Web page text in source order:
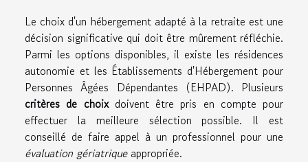
Le choix d'un hébergement adapté à la retraite est une
décision significative qui doit être mûrement réfléchie.
Parmi les options disponibles, il existe les résidences
autonomie et les Établissements d'Hébergement pour
Personnes Âgées Dépendantes (EHPAD). Plusieurs
critères de choixdoivent être pris en compte pour
effectuer la meilleure sélection possible. Il est
conseillé de faire appel à un professionnel pour une
évaluation gériatriqueappropriée.